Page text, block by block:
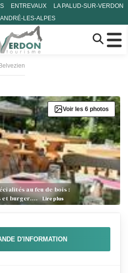
ENTREVAUX
LA PALUD-SUR-VERDON
LES-ALPES
au feu de bois :
et burger.… Lire plus
Voir les 6 photos
D'INFORMATION